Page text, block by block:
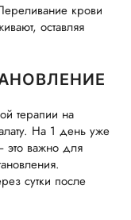
крови
оставляя
терапии на
На 1 день уже
это важно для
сутки после